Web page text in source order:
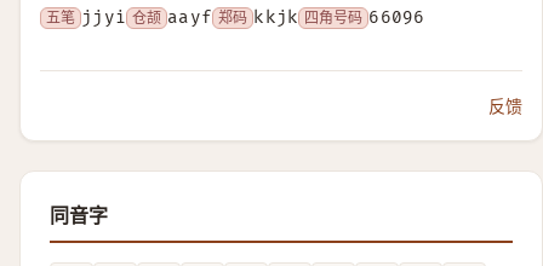
五笔 jjyi 仓颉 aayf 郑码 kkjk 四角号码 66096
反馈
同音字